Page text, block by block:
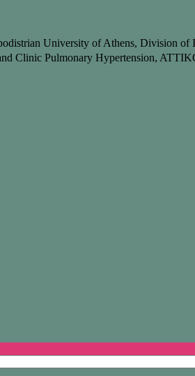
University of Athens, Division of
Clinic Pulmonary Hypertension,